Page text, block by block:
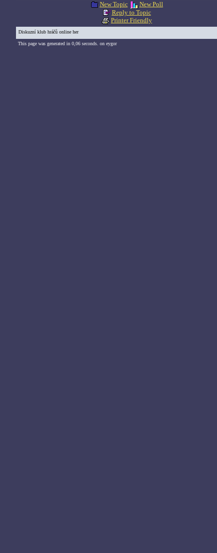
New Topic
New Poll
Reply to Topic
Printer Friendly
Diskuzní klub hráčů online her
This page was generated in 0,06 seconds. on eygor